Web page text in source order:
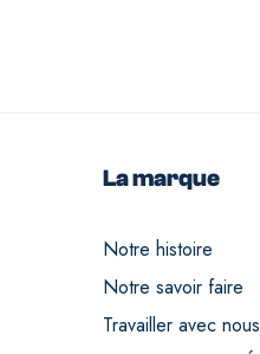
La marque
Notre histoire
Notre savoir faire
Travailler avec nous